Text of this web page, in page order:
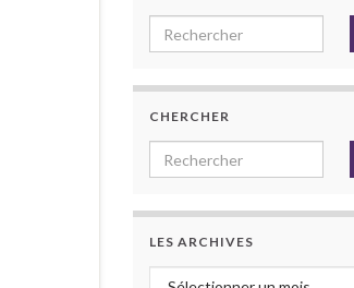
Search for:
CHERCHER
Search for:
LES ARCHIVES
Les archives